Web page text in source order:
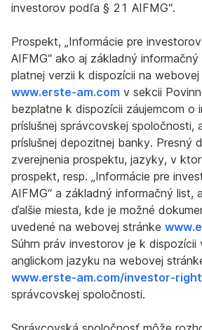
investorov podľa § 21 AIFMG“.
Prospekt, „Informácie pre
AIFMG“ ako aj základný
platnej verzii k dispozícii na
www.erste-am.com v sekcii
bezplatne k dispozícii záujemcom o
príslušnej správcovskej spoločnosti,
príslušnej depozitnej banky. Presný
zverejnenia prospektu, jazyky, v
prospekt, resp. „Informácie pre
AIFMG“ a základný informačný list,
ďalšie miesta, kde je možné
uvedené na webovej stránke
Súhrn práv investorov je k dispozícii
anglickom jazyku na webovej
www.erste-am.com/investor-
správcovskej spoločnosti.